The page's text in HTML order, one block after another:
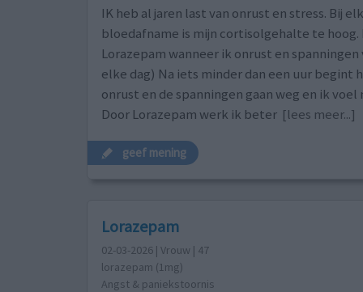
IK heb al jaren last van onrust en stress. Bij
bloedafname is mijn cortisolgehalte te hoog.
Lorazepam wanneer ik onrust en
elke dag) Na iets minder dan een uur begint
onrust en de spanningen gaan weg en ik
Door Lorazepam werk ik beter [lees meer...]
geef mening
Lorazepam
02-03-2026 | Vrouw | 47
lorazepam (1mg)
Angst & paniekstoornis